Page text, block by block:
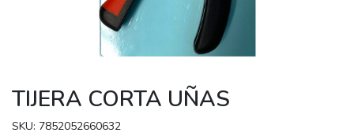
TIJERA CORTA UÑAS
SKU: 7852052660632